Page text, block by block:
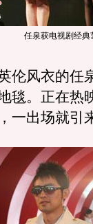
任泉获电视剧经典
风衣的任
毯。正在热
一出场就引